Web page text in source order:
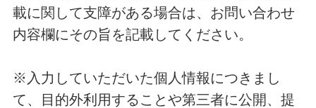
載に関して支障がある場合は、お問い合わせ
内容欄にその旨を記載してください。
※入力していただいた個人情報につきまし
て、目的外利用することや第三者に公開、提